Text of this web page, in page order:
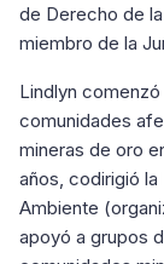
de Derecho de
miembro de la
Lindlyn
comunidades
mineras de oro
años, codirigió
Ambiente
apoyó a grupos